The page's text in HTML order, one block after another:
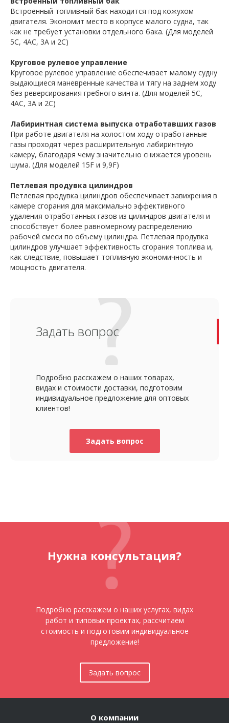
Встроенный топливный бак находится под кожухом
двигателя. Экономит место в корпусе малого судна, так
как не требует установки отдельного бака. (Для моделей
5C, 4AC, 3A и 2C)
Круговое рулевое управление
Круговое рулевое управление обеспечивает малому судну
выдающиеся маневренные качества и тягу на заднем ходу
без реверсирования гребного винта. (Для моделей 5C,
4AC, 3A и 2C)
Лабиринтная система выпуска отработавших газов
При работе двигателя на холостом ходу отработанные
газы проходят через расширительную лабиринтную
камеру, благодаря чему значительно снижается уровень
шума. (Для моделей 15F и 9,9F)
Петлевая продувка цилиндров
Петлевая продувка цилиндров обеспечивает завихрения в
камере сгорания для максимально эффективного
удаления отработанных газов из цилиндров двигателя и
способствует более равномерному распределению
рабочей смеси по объему цилиндра. Петлевая продувка
цилиндров улучшает эффективность сгорания топлива и,
как следствие, повышает топливную экономичность и
мощность двигателя.
Задать вопрос
Подробно расскажем о наших товарах,
видах и стоимости доставки, подготовим
индивидуальное предложение для оптовых
клиентов!
Задать вопрос
Нужна консультация?
Подробно расскажем о наших услугах, видах
работ и типовых проектах, рассчитаем
стоимость и подготовим индивидуальное
предложение!
Задать вопрос
О компании